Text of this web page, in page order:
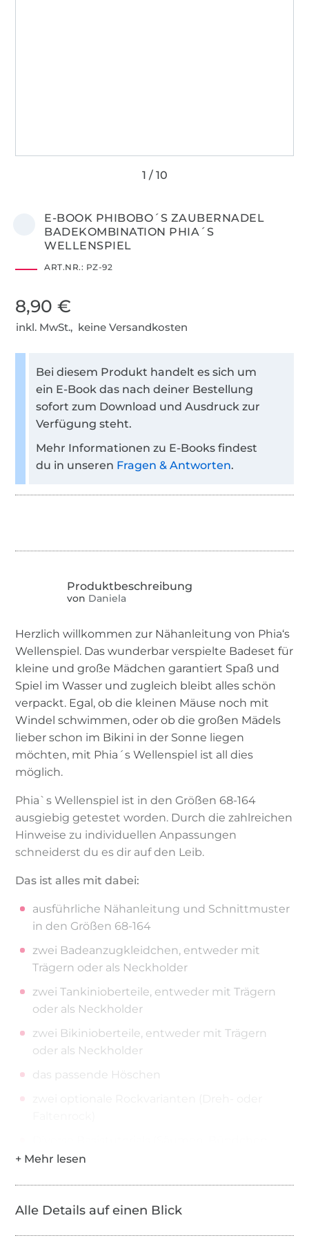
E-BOOK PHIBOBO´S ZAUBERNADEL
BADEKOMBINATION PHIA´S
WELLENSPIEL
ART.NR.: PZ-92
8,90 €
inkl. MwSt., keine Versandkosten
Bei diesem Produkt handelt es sich um
ein E-Book das nach deiner Bestellung
sofort zum Download und Ausdruck zur
Verfügung steht.
Mehr Informationen zu E-Books findest
du in unseren Fragen & Antworten.
von Daniela
Herzlich willkommen zur Nähanleitung von Phia‘s
Wellenspiel. Das wunderbar verspielte Badeset für
kleine und große Mädchen garantiert Spaß und
Spiel im Wasser und zugleich bleibt alles schön
verpackt. Egal, ob die kleinen Mäuse noch mit
Windel schwimmen, oder ob die großen Mädels
lieber schon im Bikini in der Sonne liegen
möchten, mit Phia´s Wellenspiel ist all dies
möglich.
Phia`s Wellenspiel ist in den Größen 68-164
ausgiebig getestet worden. Durch die zahlreichen
Hinweise zu individuellen Anpassungen
schneiderst du es dir auf den Leib.
Das ist alles mit dabei:
ausführliche Nähanleitung und Schnittmuster
in den Größen 68-164
zwei Badeanzugkleidchen, entweder mit
Trägern oder als Neckholder
zwei Tankinioberteile, entweder mit Trägern
oder als Neckholder
zwei Bikinioberteile, entweder mit Trägern
oder als Neckholder
das passende Höschen
anbringen, etc.)
mit Ebenendruck und optional einblendbarer
Alle Details auf einen Blick